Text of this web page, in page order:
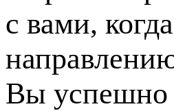
с вами,
Вы успешно